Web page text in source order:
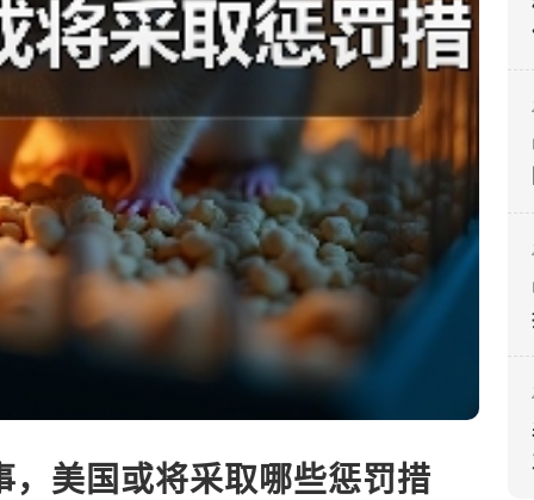
美国或将采取哪些惩罚措